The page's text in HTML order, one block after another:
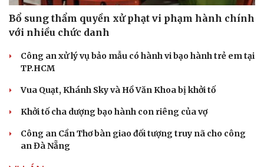
Du lịch
Tư vấn
check-in
Podcast
Cửa sổ tình yêu
Hạt giống tâm hồn
Bổ sung thẩm quyền xử phạt vi phạm hành chính
với nhiều chức danh
Công an xử lý vụ bảo mẫu có hành vi bạo hành trẻ em tại
TP.HCM
Vua Quạt, Khánh Sky và Hồ Văn Khoa bị khởi tố
Khởi tố cha dượng bạo hành con riêng của vợ
Công an Cần Thơ bàn giao đối tượng truy nã cho công
an Đà Nẵng